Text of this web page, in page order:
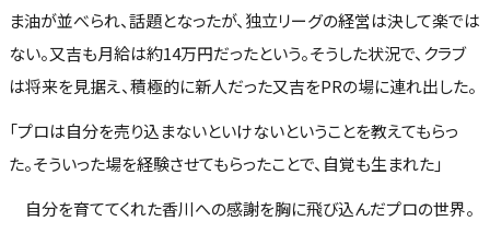
ま油が並べられ、話題となったが、独立リーグの経営は決して楽では
ない。又吉も月給は約14万円だったという。そうした状況で、クラブ
は将来を見据え、積極的に新人だった又吉をPRの場に連れ出した。
「プロは自分を売り込まないといけないということを教えてもらっ
た。そういった場を経験させてもらったことで、自覚も生まれた」
自分を育ててくれた香川への感謝を胸に飛び込んだプロの世界。